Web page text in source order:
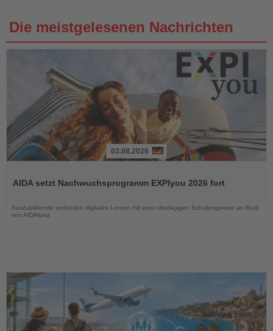
Die meistgelesenen Nachrichten
die
03.08.2026
AIDA setzt Nachwuchsprogramm EXPIyou 2026 fort
Auszubildende verbinden digitales Lernen mit einer dreitägigen Schulungsreise an Bord
von AIDAluna